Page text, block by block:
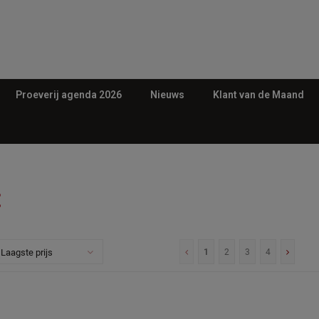
Proeverij agenda 2026 Nieuws Klant van de Maand
Laagste prijs 1 2 3 4